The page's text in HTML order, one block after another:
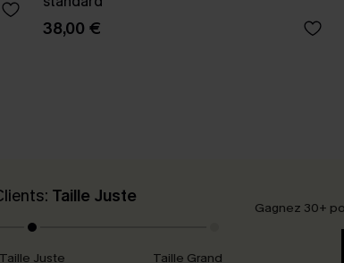
38,00 €
Taille Juste
Taille Juste Taille Grand
Gagnez 30+